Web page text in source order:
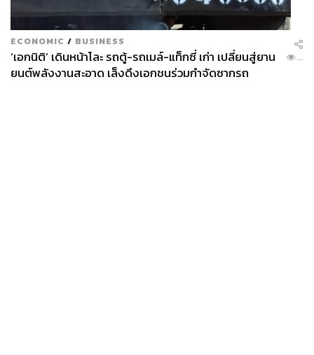
ECONOMIC / BUSINESS
‘เอกนิติ’ เดินหน้าโละ รถตู้-รถเมล์-แท็กซี่ เก่า เปลี่ยนสู่ยาน
ยนต์พลังงานสะอาด เล็งดึงเอกชนร่วมกำจัดซากรถ
...